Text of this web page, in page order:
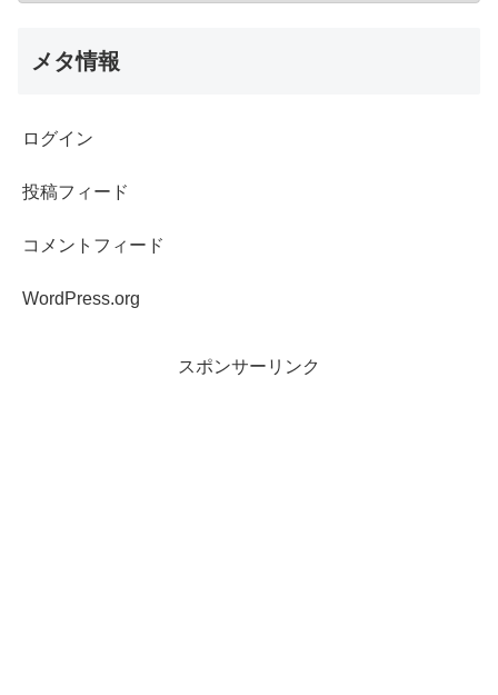
メタ情報
ログイン
投稿フィード
コメントフィード
WordPress.org
スポンサーリンク